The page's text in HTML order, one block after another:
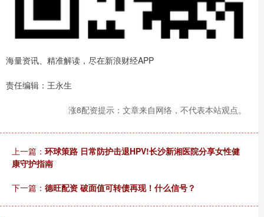
海量资讯、精准解读，尽在新浪财经APP
责任编辑：王永生
涨8配资提示：文章来自网络，不代表本站观点。
上一篇： 环球策路 日常防护击退HPV!长沙新湘医院分享女性健
康守护指南
下一篇： 德旺配资 破面值可转债再现！什么信号？